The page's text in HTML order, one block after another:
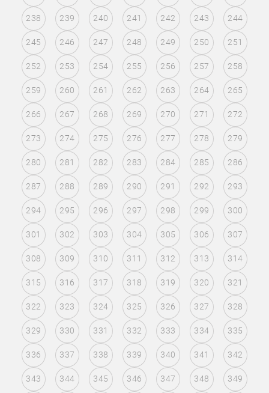
238 239 240 241 242 243 244
245 246 247 248 249 250 251
252 253 254 255 256 257 258
259 260 261 262 263 264 265
266 267 268 269 270 271 272
273 274 275 276 277 278 279
280 281 282 283 284 285 286
287 288 289 290 291 292 293
294 295 296 297 298 299 300
301 302 303 304 305 306 307
308 309 310 311 312 313 314
315 316 317 318 319 320 321
322 323 324 325 326 327 328
329 330 331 332 333 334 335
336 337 338 339 340 341 342
343 344 345 346 347 348 349